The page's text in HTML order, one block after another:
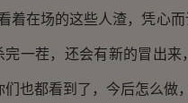
在场的这些人渣，凭心而
一茬，还会有新的冒出来
也都看到了，今后怎么做